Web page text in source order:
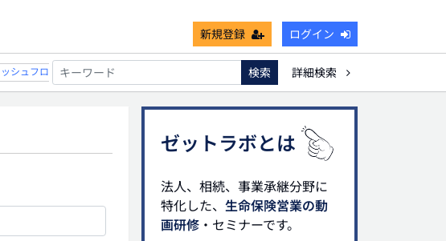
新規登録 ログイン
事業保障 就業不能 死亡保険金非課税枠 キャッシュフロー 宗教法人
検索
詳細検索
ゼットラボとは
法人、相続、事業承継分野に
特化した、 生命保険営業の動
画研修 ・セミナーです。